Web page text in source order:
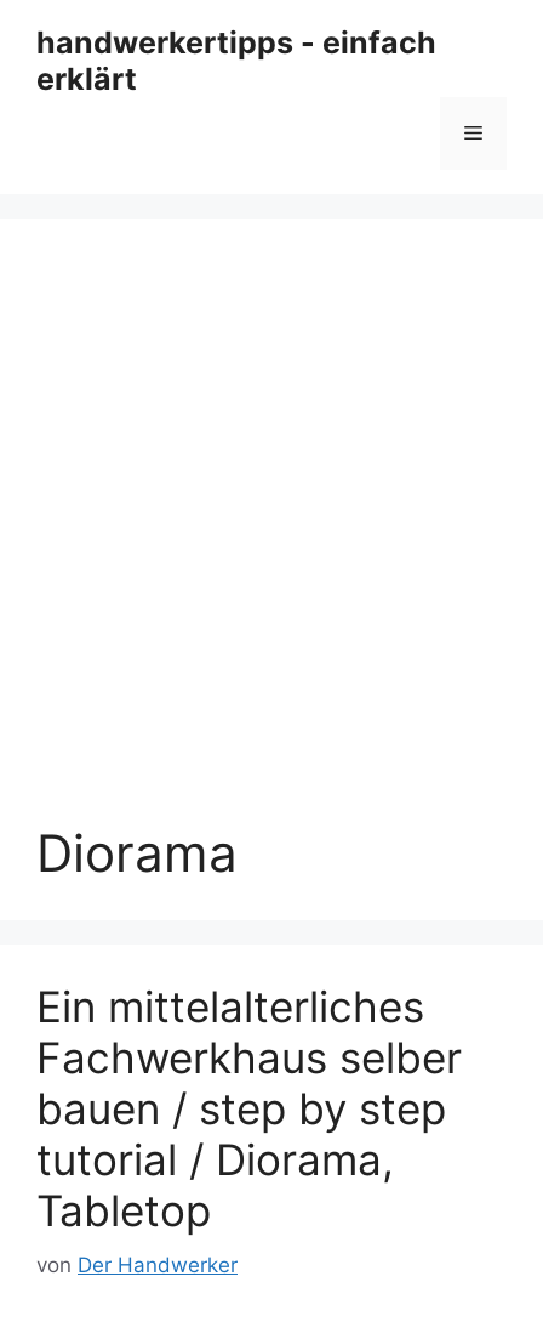
Inhalt
springen
handwerkertipps - einfach
erklärt
Menü
Diorama
Ein mittelalterliches
Fachwerkhaus selber
bauen / step by step
tutorial / Diorama,
Tabletop
von Der Handwerker